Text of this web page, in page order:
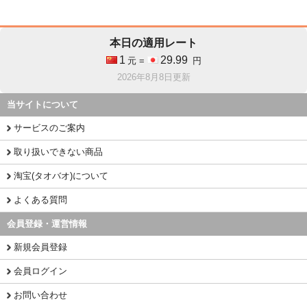
本日の適用レート
1 元 = 29.99
円
2026年8月8日更新
当サイトについて
サービスのご案内
取り扱いできない商品
淘宝(タオバオ)について
よくある質問
会員登録・運営情報
新規会員登録
会員ログイン
お問い合わせ